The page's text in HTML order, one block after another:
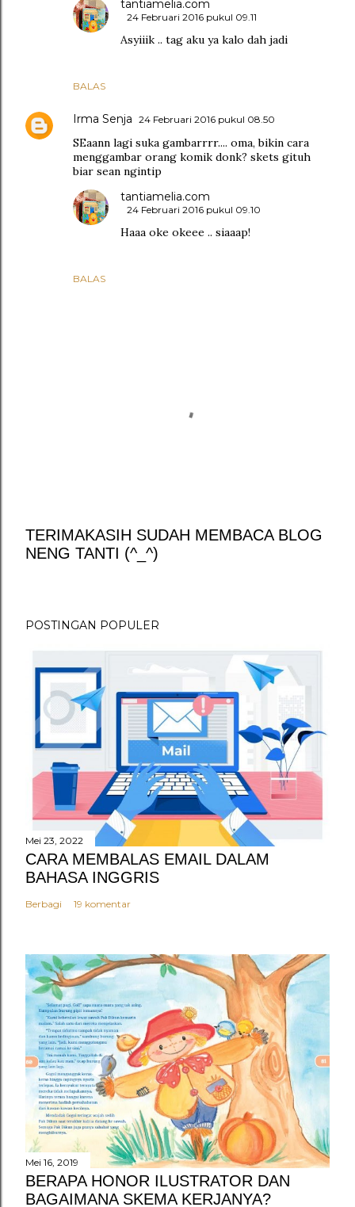
BALAS
tantiamelia.com
24 Februari 2016 pukul 09.11
Asyiiik .. tag aku ya kalo dah jadi
Irma Senja 24 Februari 2016 pukul 08.50
SEaann lagi suka gambarrrr.... oma, bikin cara
menggambar orang komik donk? skets gituh
biar sean ngintip
BALAS
tantiamelia.com
24 Februari 2016 pukul 09.10
Haaa oke okeee .. siaaap!
P
i
m
TERIMAKASIH SUDAH MEMBACA BLOG
NENG TANTI (^_^)
POSTINGAN POPULER
Mei 23, 2022
CARA MEMBALAS EMAIL DALAM
BAHASA INGGRIS
Berbagi 19 komentar
Mei 16, 2019
BERAPA HONOR ILUSTRATOR DAN
BAGAIMANA SKEMA KERJANYA?